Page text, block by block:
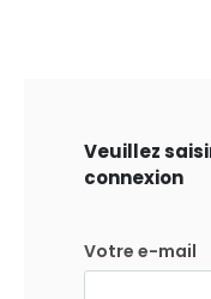
Veuillez
connexion
Votre e-mail